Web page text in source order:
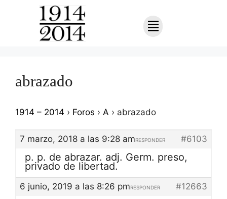
abrazado
1914 – 2014 › Foros › A › abrazado
7 marzo, 2018 a las 9:28 am #6103
RESPONDER
p. p. de abrazar. adj. Germ. preso,
privado de libertad.
6 junio, 2019 a las 8:26 pm #12663
RESPONDER